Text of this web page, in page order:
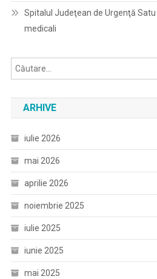
Spitalul Judeţean de Urgenţă
medicali
ARHIVE
iulie 2026
mai 2026
aprilie 2026
noiembrie 2025
iulie 2025
iunie 2025
mai 2025